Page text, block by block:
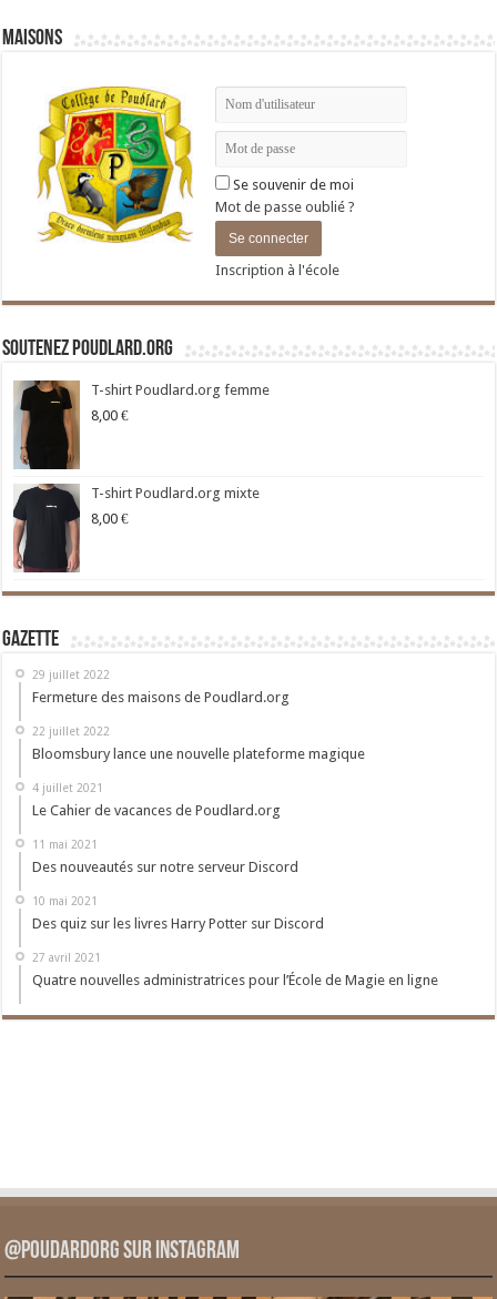
Maisons
Se souvenir de moi
Mot de passe oublié ?
Inscription à l'école
Soutenez Poudlard.org
T-shirt Poudlard.org femme
8,00 €
T-shirt Poudlard.org mixte
8,00 €
Gazette
29 juillet 2022
Fermeture des maisons de Poudlard.org
22 juillet 2022
Bloomsbury lance une nouvelle plateforme magique
4 juillet 2021
Le Cahier de vacances de Poudlard.org
11 mai 2021
Des nouveautés sur notre serveur Discord
10 mai 2021
Des quiz sur les livres Harry Potter sur Discord
27 avril 2021
Quatre nouvelles administratrices pour l’École de Magie en ligne
@PoudardOrg sur Instagram